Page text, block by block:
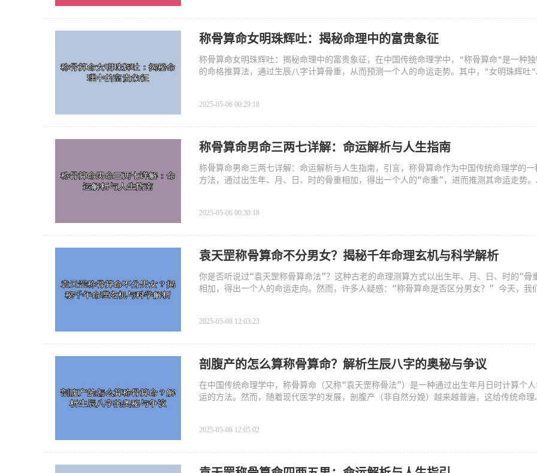
称骨算命女明珠辉吐：揭秘命理中的富贵象征
称骨算命女明珠辉吐：揭秘命理中的富贵象征，在中国传统命理学中，"称骨算命"是一种
的命格推算法，通过生辰八字计算骨重，从而预测一个人的命运走势。其中，"女明珠辉吐"
2025-05-06 00:29:18
称骨算命男命三两七详解：命运解析与人生指南
称骨算命男命三两七详解：命运解析与人生指南，引言，称骨算命作为中国传统命理学的一
方法，通过出生年、月、日、时的骨重相加，得出一个人的“命重”，进而推测其命运走势。
2025-05-06 00:30:18
袁天罡称骨算命不分男女？揭秘千年命理玄机与科学解析
你是否听说过“袁天罡称骨算命法”？这种古老的命理测算方式以出生年、月、日、时的“骨
相加，得出一个人的命运走向。然而，许多人疑惑：“称骨算命是否区分男女？” 今天，我
2025-05-08 12:03:23
剖腹产的怎么算称骨算命？解析生辰八字的奥秘与争议
在中国传统命理学中，称骨算命（又称“袁天罡称骨法”）是一种通过出生年月日时计算个人
运的方法。然而，随着现代医学的发展，剖腹产（非自然分娩）越来越普遍，这给传统命理
2025-05-08 12:05:02